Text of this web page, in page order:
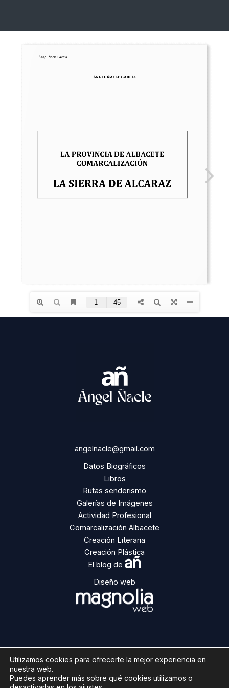
angelnacle@gmail.com
Datos Biográficos
Libros
Rutas senderismo
Galerías de Imágenes
Actividad Profesional
Comarcalización Albacete
Creación Literaria
Creación Plástica
El blog de añ
Diseño web
Copyright © 2026 | Ángel Ñacle
Aviso legal
Utilizamos cookies para ofrecerte la mejor experiencia en
nuestra web.
Puedes aprender más sobre qué cookies utilizamos o